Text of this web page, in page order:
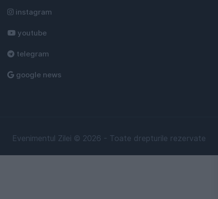
instagram
youtube
telegram
google news
Evenimentul Zilei © 2026 - Toate drepturile rezervate